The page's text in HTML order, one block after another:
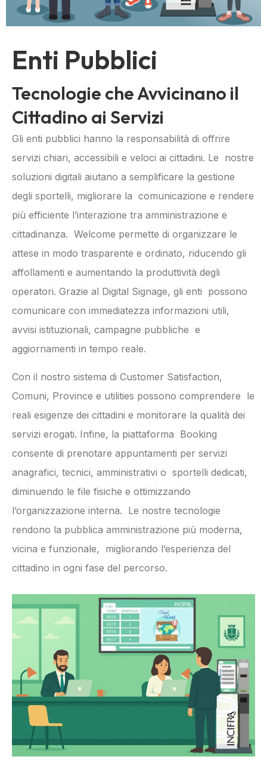
Enti Pubblici
Tecnologie che Avvicinano il
Cittadino ai Servizi
Gli enti pubblici hanno la responsabilità di offrire
servizi chiari, accessibili e veloci ai cittadini. Le nostre
soluzioni digitali aiutano a semplificare la gestione
degli sportelli, migliorare la comunicazione e rendere
più efficiente l’interazione tra amministrazione e
cittadinanza. Welcome permette di organizzare le
attese in modo trasparente e ordinato, riducendo gli
affollamenti e aumentando la produttività degli
operatori. Grazie al Digital Signage, gli enti possono
comunicare con immediatezza informazioni utili,
avvisi istituzionali, campagne pubbliche e
aggiornamenti in tempo reale.
Con il nostro sistema di Customer Satisfaction,
Comuni, Province e utilities possono comprendere le
reali esigenze dei cittadini e monitorare la qualità dei
servizi erogati. Infine, la piattaforma Booking
consente di prenotare appuntamenti per servizi
anagrafici, tecnici, amministrativi o sportelli dedicati,
diminuendo le file fisiche e ottimizzando
l’organizzazione interna. Le nostre tecnologie
rendono la pubblica amministrazione più moderna,
vicina e funzionale, migliorando l’esperienza del
cittadino in ogni fase del percorso.